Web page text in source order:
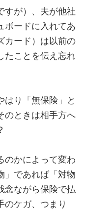
すが）、夫が他社
ボードに入れてあ
カード）は以前の
たことを伝え忘れ
はり「無保険」と
のときは相手方へ
のかによって変わ
」であれば「対物
念ながら保険で払
のケガ、つまり